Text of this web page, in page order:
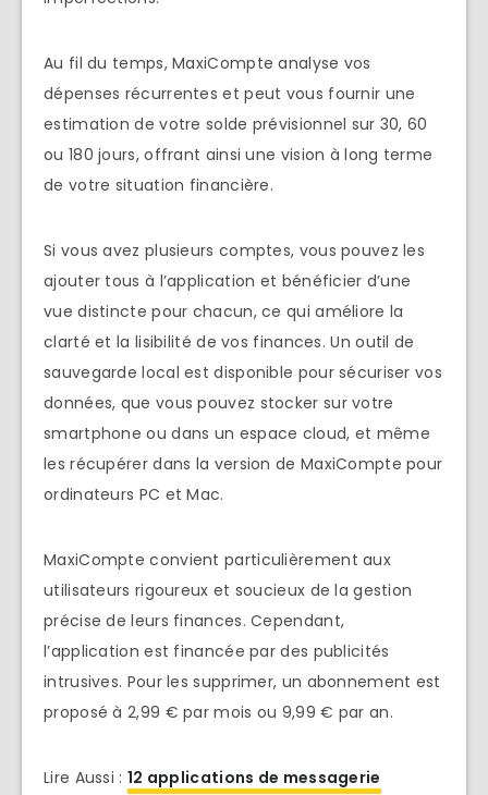
Au fil du temps, MaxiCompte analyse vos
dépenses récurrentes et peut vous fournir une
estimation de votre solde prévisionnel sur 30, 60
ou 180 jours, offrant ainsi une vision à long terme
de votre situation financière.
Si vous avez plusieurs comptes, vous pouvez les
ajouter tous à l’application et bénéficier d’une
vue distincte pour chacun, ce qui améliore la
clarté et la lisibilité de vos finances. Un outil de
sauvegarde local est disponible pour sécuriser vos
données, que vous pouvez stocker sur votre
smartphone ou dans un espace cloud, et même
les récupérer dans la version de MaxiCompte pour
ordinateurs PC et Mac.
MaxiCompte convient particulièrement aux
utilisateurs rigoureux et soucieux de la gestion
précise de leurs finances. Cependant,
l’application est financée par des publicités
intrusives. Pour les supprimer, un abonnement est
proposé à 2,99 € par mois ou 9,99 € par an.
Lire Aussi : 12 applications de messagerie